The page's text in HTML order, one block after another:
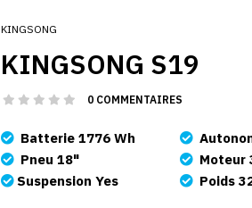
KINGSONG
KINGSONG S19
0 COMMENTAIRES
Batterie 1776 Wh
Pneu 18"
Suspension Yes
Moteur
Poids